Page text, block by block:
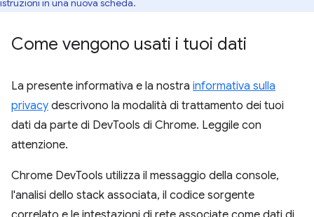
istruzioni in una nuova scheda.
Come vengono usati i tuoi dati
La presente informativa e la nostra informativa sulla
privacy descrivono la modalità di trattamento dei tuoi
dati da parte di DevTools di Chrome. Leggile con
attenzione.
Chrome DevTools utilizza il messaggio della console,
l'analisi dello stack associata, il codice sorgente